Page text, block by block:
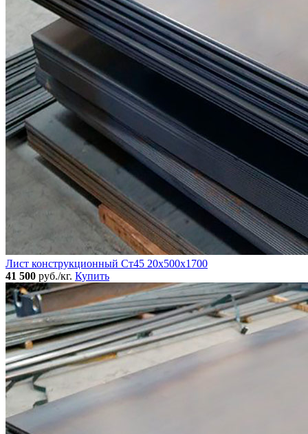
Лист конструкционный Ст45 20х500х1700
41 500 руб./кг. Купить